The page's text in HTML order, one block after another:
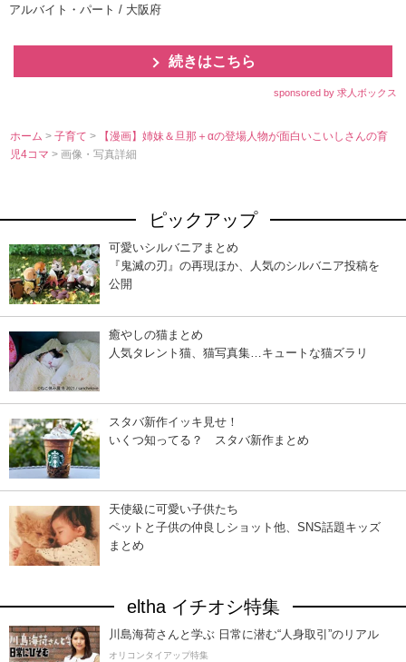
アルバイト・パート / 大阪府
続きはこちら
sponsored by 求人ボックス
ホーム >子育て>
【漫画】姉妹＆旦那＋αの登場人物が面白いこいしさんの育
児4コマ> 画像・写真詳細
ピックアップ
可愛いシルバニアまとめ
『鬼滅の刃』の再現ほか、人気のシルバニア投稿を
公開
癒やしの猫まとめ
人気タレント猫、猫写真集…キュートな猫ズラリ
スタバ新作イッキ見せ！
いくつ知ってる？ スタバ新作まとめ
天使級に可愛い子供たち
ペットと子供の仲良しショット他、SNS話題キッズ
まとめ
eltha イチオシ特集
川島海荷さんと学ぶ 日常に潜む“人身取引”のリアル
オリコンタイアップ特集